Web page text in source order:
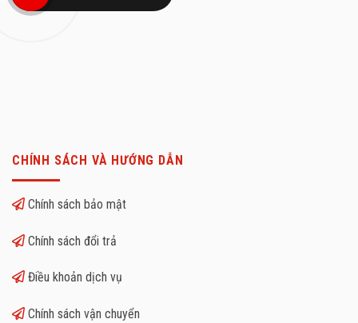
CHÍNH SÁCH VÀ HƯỚNG DẪN
Chính sách bảo mật
Chính sách đổi trả
Điều khoản dịch vụ
Chính sách vận chuyển